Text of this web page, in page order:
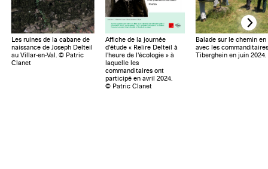
Les ruines de la cabane de
naissance de Joseph Delteil
au Villar-en-Val. © Patric
Clanet
Affiche de la journée
d’étude « Relire Delteil à
l'heure de l'écologie » à
laquelle les
commanditaires ont
participé en avril 2024.
© Patric Clanet
Balade sur le chemin
avec les
Tiberghein en juin